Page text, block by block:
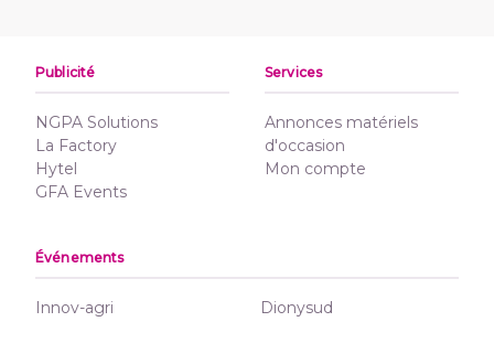
Publicité
NGPA Solutions
La Factory
Hytel
GFA Events
Services
Annonces matériels
d'occasion
Mon compte
Événements
Innov-agri Dionysud